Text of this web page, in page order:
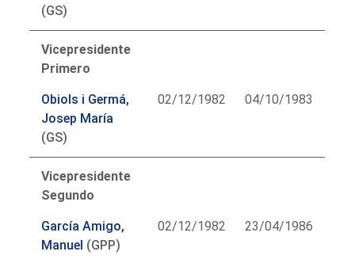
(GS)
Vicepresidente
Primero
Obiols i Germá,
Josep María
(GS)
02/12/1982 04/10/1983
Vicepresidente
Segundo
García Amigo,
Manuel (GPP)
02/12/1982 23/04/1986